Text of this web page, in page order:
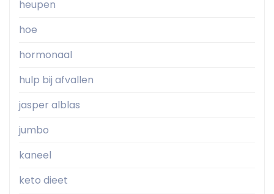
heupen
hoe
hormonaal
hulp bij afvallen
jasper alblas
jumbo
kaneel
keto dieet